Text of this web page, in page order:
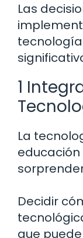
Las
1
La
Decidir
que